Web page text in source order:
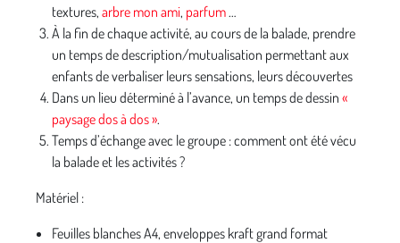
textures, arbre mon ami, parfum…
À la fin de chaque activité, au cours de la balade, prendre
un temps de description/mutualisation permettant aux
enfants de verbaliser leurs sensations, leurs découvertes
Dans un lieu déterminé à l’avance, un temps de dessin «
paysage dos à dos ».
Temps d’échange avec le groupe : comment ont été vécu
la balade et les activités ?
Matériel :
Feuilles blanches A4, enveloppes kraft grand format